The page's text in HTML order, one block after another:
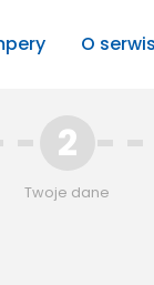
O
2
Twoje dane